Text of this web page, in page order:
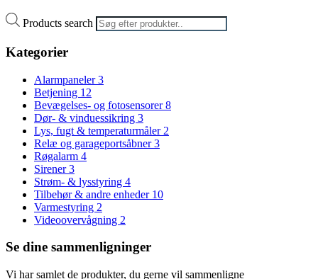
Products search
Kategorier
Alarmpaneler3
Betjening 12
Bevægelses- og fotosensorer8
Dør- & vinduessikring 3
Lys, fugt & temperaturmåler 2
Relæ og garageportsåbner3
Røgalarm 4
Sirener3
Strøm- & lysstyring 4
Tilbehør & andre enheder 10
Varmestyring 2
Videoovervågning 2
Se dine sammenligninger
Vi har samlet de produkter, du gerne vil sammenligne